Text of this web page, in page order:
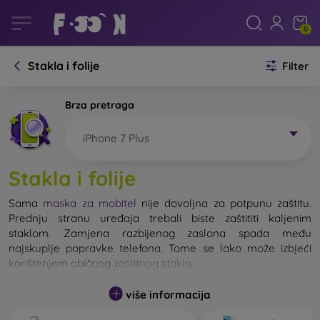
0
Stakla i folije Filter
Brza pretraga
iPhone 7 Plus
Stakla i folije
Sama maska za mobitel nije dovoljna za potpunu zaštitu.
Prednju stranu uređaja trebali biste zaštititi kaljenim
staklom. Zamjena razbijenog zaslona spada među
najskuplje popravke telefona. Tome se lako može izbjeći
korištenjem običnog zaštitnog stakla
Nerazbijivo staklo za mobitel ne postoji, ali u većini slučajeva
više informacija